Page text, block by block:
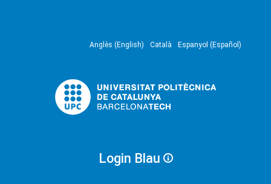
Anglès (English) Català Espanyol (Español)
Login Blau